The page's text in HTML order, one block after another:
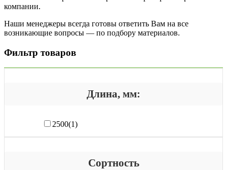
компании.
Наши менеджеры всегда готовы ответить Вам на все
возникающие вопросы — по подбору материалов.
Фильтр товаров
Длина, мм:
2500(1)
Сортность